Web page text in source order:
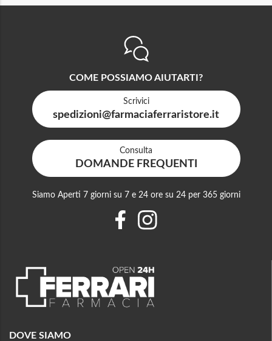
DOVE SIAMO
COME POSSIAMO AIUTARTI?
Scrivici
spedizioni@farmaciaferraristore.it
Consulta
DOMANDE FREQUENTI
Siamo Aperti 7 giorni su 7 e 24 ore su 24 per 365 giorni